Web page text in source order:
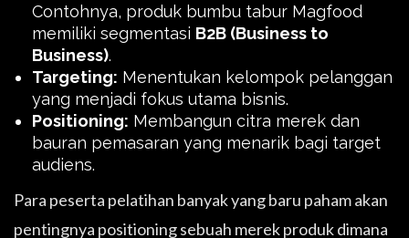
Contohnya, produk bumbu tabur Magfood
memiliki segmentasi B2B (Business to
Business).
Targeting: Menentukan kelompok pelanggan
yang menjadi fokus utama bisnis.
Positioning: Membangun citra merek dan
bauran pemasaran yang menarik bagi target
audiens.
Para peserta pelatihan banyak yang baru paham akan
pentingnya positioning sebuah merek produk dimana